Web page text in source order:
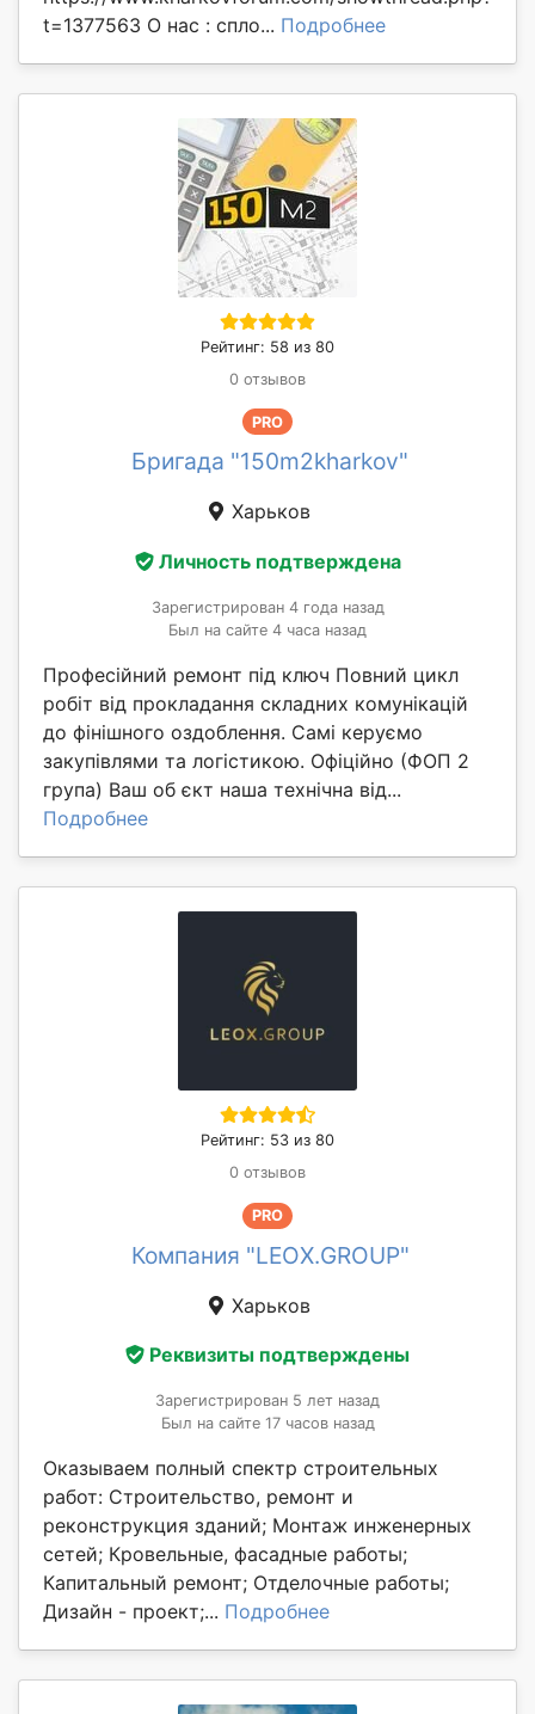
t=1377563 О нас : спло... Подробнее
Рейтинг: 58 из 80
0 отзывов
PRO
Бригада "150m2kharkov"
Харьков
Личность подтверждена
Зарегистрирован 4 года назад
Был на сайте 4 часа назад
Професійний ремонт під ключ Повний цикл
робіт від прокладання складних комунікацій
до фінішного оздоблення. Самі керуємо
закупівлями та логістикою. Офіційно (ФОП 2
група) Ваш об єкт наша технічна від...
Подробнее
Рейтинг: 53 из 80
0 отзывов
PRO
Компания "LEOX.GROUP"
Харьков
Реквизиты подтверждены
Зарегистрирован 5 лет назад
Был на сайте 17 часов назад
Оказываем полный спектр строительных
работ: Строительство, ремонт и
реконструкция зданий; Монтаж инженерных
сетей; Кровельные, фасадные работы;
Капитальный ремонт; Отделочные работы;
Дизайн - проект;... Подробнее